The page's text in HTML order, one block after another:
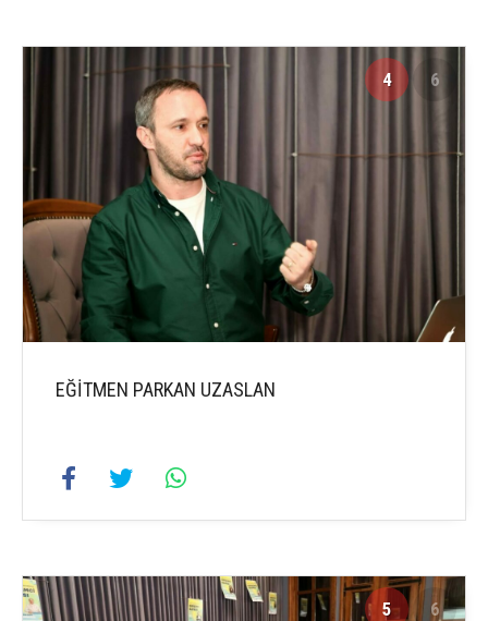
4 6
EĞİTMEN PARKAN UZASLAN
5 6